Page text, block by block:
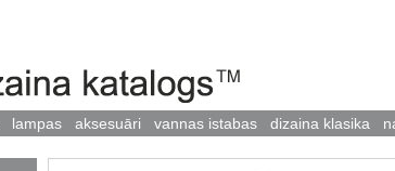
lampas aksesuāri vannas istabas dizaina klasika